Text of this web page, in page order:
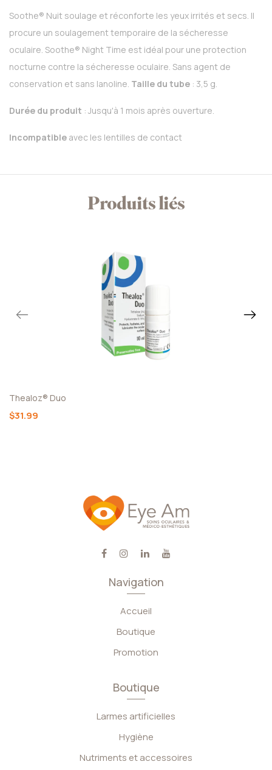
Soothe® Nuit soulage et réconforte les yeux irrités et secs. Il
procure un soulagement temporaire de la sécheresse
oculaire. Soothe® Night Time est idéal pour une protection
nocturne contre la sécheresse oculaire. Sans agent de
conservation et sans lanoline. Taille du tube : 3,5 g.
Durée du produit : Jusqu'à 1 mois après ouverture.
Incompatible avec les lentilles de contact
Produits liés
Thealoz® Duo
$31.99
Navigation
Accueil
Boutique
Promotion
Boutique
Larmes artificielles
Hygiène
Nutriments et accessoires